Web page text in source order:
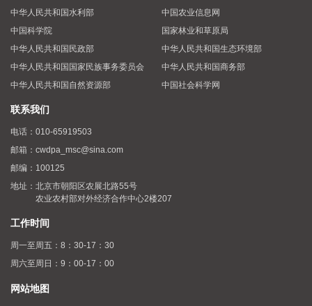
中华人民共和国水利部
中国农业信息网
中国科学院
国家林业和草原局
中华人民共和国民政部
中华人民共和国生态环境部
中华人民共和国国家民族事务委员会
中华人民共和国商务部
中华人民共和国自然资源部
中国社会科学网
联系我们
电话： 010-65919503
邮箱： cwdpa_msc@sina.com
邮编： 100125
地址： 北京市朝阳区农展北路55号
农业农村部对外经济合作中心2楼207
工作时间
周一至周五：8：30-17：30
周六至周日：9：00-17：00
网站地图